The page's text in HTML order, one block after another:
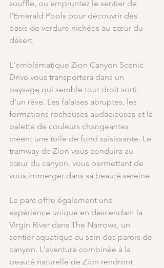
souffle, ou empruntez le sentier de
l'Emerald Pools pour découvrir des
oasis de verdure nichées au cœur du
désert.
L'emblématique Zion Canyon Scenic
Drive vous transportera dans un
paysage qui semble tout droit sorti
d'un rêve. Les falaises abruptes, les
formations rocheuses audacieuses et la
palette de couleurs changeantes
créent une toile de fond saisissante. Le
tramway de Zion vous conduira au
cœur du canyon, vous permettant de
vous immerger dans sa beauté sereine.
Le parc offre également une
expérience unique en descendant la
Virgin River dans The Narrows, un
sentier aquatique au sein des parois de
canyon. L'aventure combinée à la
beauté naturelle de Zion rendront